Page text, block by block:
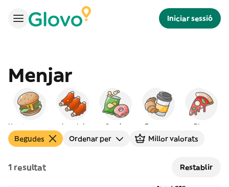
Iniciar sessió
Menjar
Americà Snacks Esmorzar Pizza
Begudes Ordenar per Millor valorats
1 resultat Restablir